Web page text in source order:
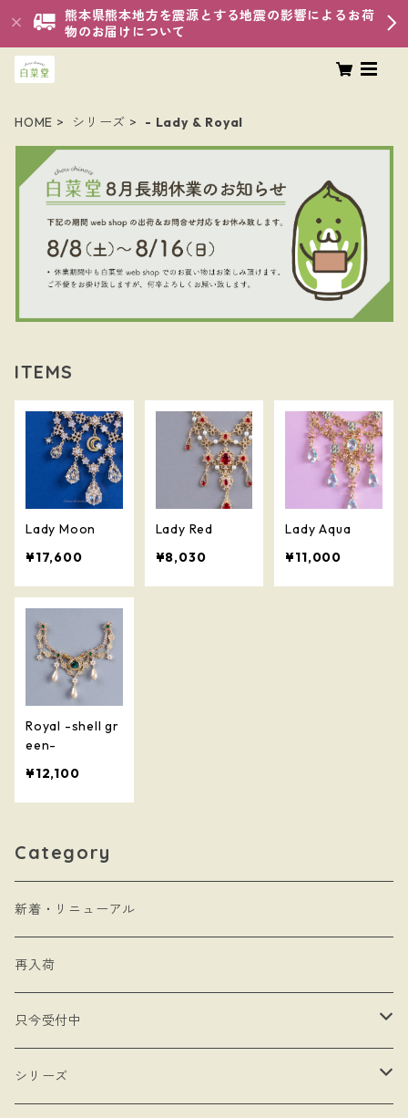
熊本県熊本地方を震源とする地震の影響によるお荷
物のお届けについて
HOME シリーズ - Lady & Royal
ITEMS
Lady Moon
¥17,600
Lady Red
¥8,030
Lady Aqua
¥11,000
Royal -shell gr
een-
¥12,100
Category
新着・リニューアル
再入荷
只今受付中
・受注制作
シリーズ